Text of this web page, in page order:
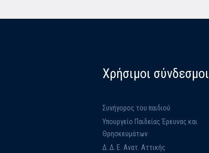
Χρήσιμοι σύνδεσμοι
Συνήγορος του παιδιού
Υπουργείο Παιδείας Έρευνας και
Θρησκευμάτων
Δ. Δ. Ε. Ανατ. Αττικής